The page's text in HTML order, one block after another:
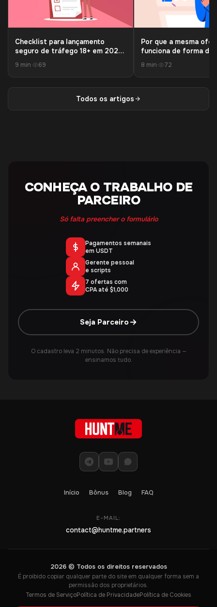
Checklist para lançamento
seguro de tráfego 18+ em 2026:
a conta nem as comissões
9 min· 69
Por que a mesma
funciona de forma
8 min· 72
Todos os artigos
CONHEÇA O TRABALHO DE
PARCEIRO
Só falta preencher o formulário
Pagamentos semanais
em USDT
Gerente pessoal
e scripts
7 ofertas com
CPA até $1,000
Seja Parceiro
O cadastro leva 2 minutos. Não precisa de experiência —
ensinamos tudo.
Início Bônus Blog FAQ
E-MAIL:
contact@huntme.partners
2026 © Todos os direitos reservados
É proibido copiar qualquer parte do site em qualquer forma sem a
permissão dos proprietários.
Termos de ServiçoPolítica de PrivacidadePolítica de Cookies